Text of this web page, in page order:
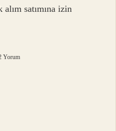
satımına izin
Yorum